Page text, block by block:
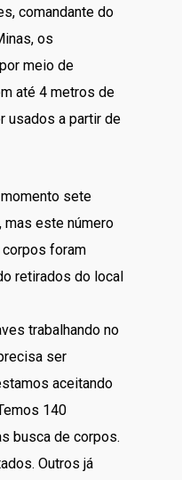
comandante do
os
meio de
até 4 metros de
usados a partir de
sete
este número
corpos foram
retirados do local
trabalhando no
ser
aceitando
140
busca de corpos.
Outros já